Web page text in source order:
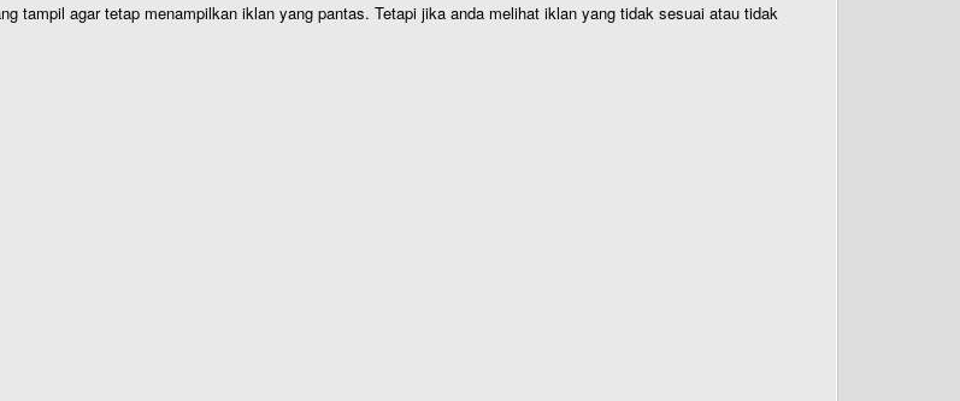
tampil agar tetap menampilkan iklan yang pantas. Tetapi jika anda melihat iklan yang tidak sesuai atau tidak